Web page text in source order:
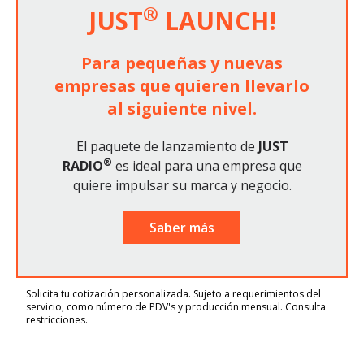
JUST® LAUNCH!
Para pequeñas y nuevas
empresas que quieren llevarlo
al siguiente nivel.
El paquete de lanzamiento de JUST
RADIO® es ideal para una empresa que
quiere impulsar su marca y negocio.
Saber más
Solicita tu cotización personalizada. Sujeto a requerimientos del
servicio, como número de PDV's y producción mensual. Consulta
restricciones.